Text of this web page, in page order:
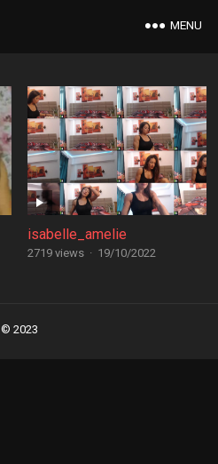
MENU
isabelle_amelie
2719 views · 19/10/2022
© 2023